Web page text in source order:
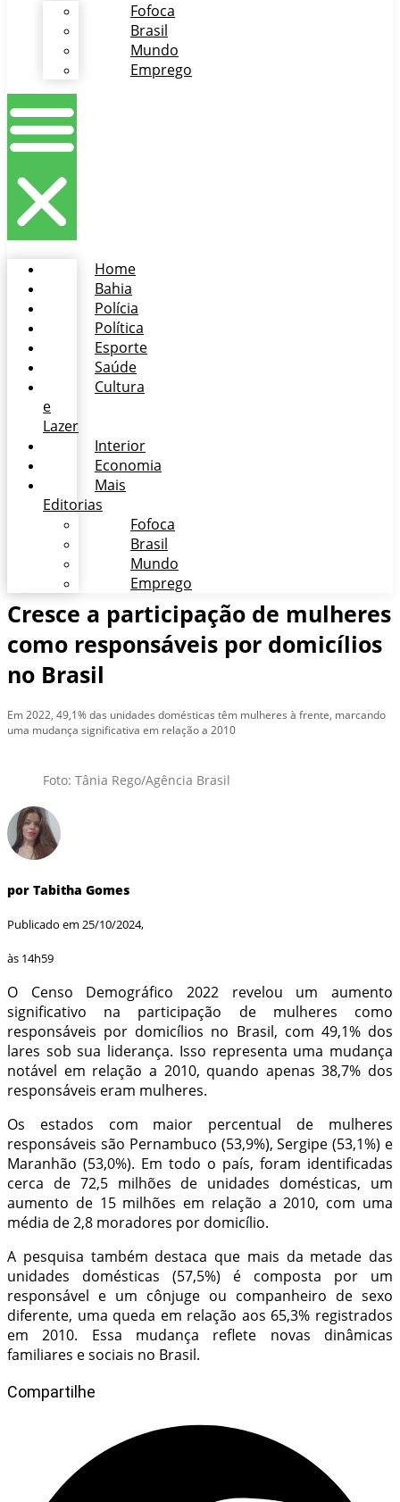
Fofoca
Brasil
Mundo
Emprego
Home
Bahia
Polícia
Política
Esporte
Saúde
Cultura
e
Lazer
Interior
Economia
Mais
Editorias
Fofoca
Brasil
Mundo
Emprego
Cresce a participação de mulheres
como responsáveis por domicílios
no Brasil
Em 2022, 49,1% das unidades domésticas têm mulheres à frente, marcando
uma mudança significativa em relação a 2010
Foto: Tânia Rego/Agência Brasil
por Tabitha Gomes
Publicado em 25/10/2024,
às 14h59
O Censo Demográfico 2022 revelou um aumento
significativo na participação de mulheres como
responsáveis por domicílios no Brasil, com 49,1% dos
lares sob sua liderança. Isso representa uma mudança
notável em relação a 2010, quando apenas 38,7% dos
responsáveis eram mulheres.
Os estados com maior percentual de mulheres
responsáveis são Pernambuco (53,9%), Sergipe (53,1%) e
Maranhão (53,0%). Em todo o país, foram identificadas
cerca de 72,5 milhões de unidades domésticas, um
aumento de 15 milhões em relação a 2010, com uma
média de 2,8 moradores por domicílio.
A pesquisa também destaca que mais da metade das
unidades domésticas (57,5%) é composta por um
responsável e um cônjuge ou companheiro de sexo
diferente, uma queda em relação aos 65,3% registrados
em 2010. Essa mudança reflete novas dinâmicas
familiares e sociais no Brasil.
Compartilhe